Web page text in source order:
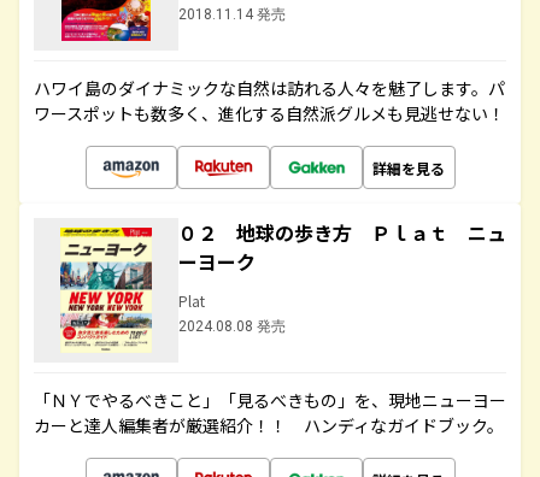
2018.11.14 発売
ハワイ島のダイナミックな自然は訪れる人々を魅了します。パ
ワースポットも数多く、進化する自然派グルメも見逃せない！
詳細を見る
０２ 地球の歩き方 Ｐｌａｔ ニュ
ーヨーク
Plat
2024.08.08 発売
「ＮＹでやるべきこと」「見るべきもの」を、現地ニューヨー
カーと達人編集者が厳選紹介！！ ハンディなガイドブック。